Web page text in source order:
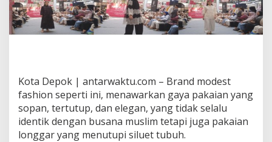
Kota Depok | antarwaktu.com – Brand modest
fashion seperti ini, menawarkan gaya pakaian yang
sopan, tertutup, dan elegan, yang tidak selalu
identik dengan busana muslim tetapi juga pakaian
longgar yang menutupi siluet tubuh.